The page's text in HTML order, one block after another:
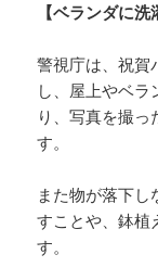
【ベランダに洗
警視庁は、祝賀
し、屋上やベ
り、写真を撮っ
す。
また物が落下
すことや、鉢植
す。